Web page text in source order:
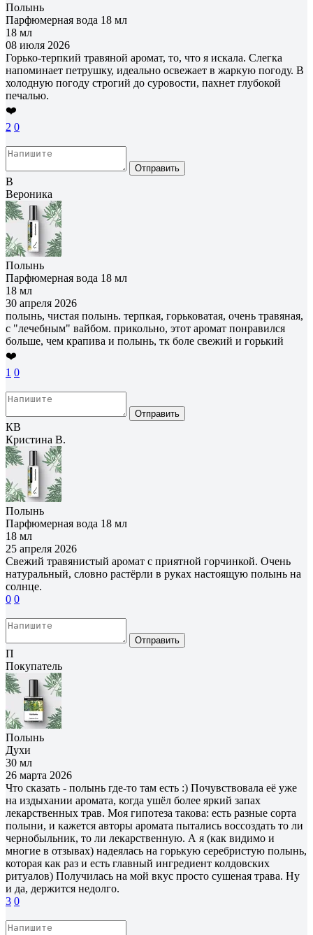
Полынь
Парфюмерная вода 18 мл
18 мл
08 июля 2026
Горько-терпкий травяной аромат, то, что я искала. Слегка
напоминает петрушку, идеально освежает в жаркую погоду. В
холодную погоду строгий до суровости, пахнет глубокой
печалью.
❤️
2 0
Отправить
В
Вероника
Полынь
Парфюмерная вода 18 мл
18 мл
30 апреля 2026
полынь, чистая полынь. терпкая, горьковатая, очень травяная,
с "лечебным" вайбом. прикольно, этот аромат понравился
больше, чем крапива и полынь, тк боле свежий и горький
❤️
1 0
Отправить
КВ
Кристина В.
Полынь
Парфюмерная вода 18 мл
18 мл
25 апреля 2026
Свежий травянистый аромат с приятной горчинкой. Очень
натуральный, словно растёрли в руках настоящую полынь на
солнце.
0 0
Отправить
П
Покупатель
Полынь
Духи
30 мл
26 марта 2026
Что сказать - полынь где-то там есть :) Почувствовала её уже
на издыхании аромата, когда ушёл более яркий запах
лекарственных трав. Моя гипотеза такова: есть разные сорта
полыни, и кажется авторы аромата пытались воссоздать то ли
чернобыльник, то ли лекарственную. А я (как видимо и
многие в отзывах) надеялась на горькую серебристую полынь,
которая как раз и есть главный ингредиент колдовских
ритуалов) Получилась на мой вкус просто сушеная трава. Ну
и да, держится недолго.
3 0